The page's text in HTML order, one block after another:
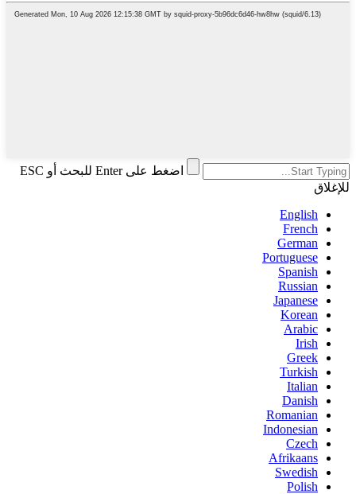
اضغط على Enter للبحث أو ESC
للإغلاق
English
French
German
Portuguese
Spanish
Russian
Japanese
Korean
Arabic
Irish
Greek
Turkish
Italian
Danish
Romanian
Indonesian
Czech
Afrikaans
Swedish
Polish